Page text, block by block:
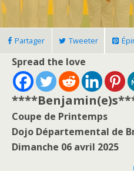
Partager Tweeter
Spread the love
Coupe de Printemps
Dojo Départemental de
Dimanche 06 avril 2025